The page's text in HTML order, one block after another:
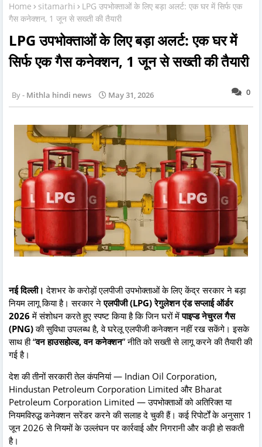
Home sitamarhi
LPG उपभोक्ताओं के लिए बड़ा अलर्ट: एक घर में सिर्फ एक
गैस कनेक्शन, 1 जून से सख्ती की तैयारी
LPG उपभोक्ताओं के लिए बड़ा अलर्ट: एक घर में
सिर्फ एक गैस कनेक्शन, 1 जून से सख्ती की तैयारी
0
Mithla hindi news May 31, 2026
नई दिल्ली। देशभर के करोड़ों एलपीजी उपभोक्ताओं के लिए केंद्र सरकार ने बड़ा
नियम लागू किया है। सरकार नेएलपीजी (LPG) रेगुलेशन एंड सप्लाई ऑर्डर
2026 में संशोधन करते हुए स्पष्ट किया है कि जिन घरों मेंपाइप्ड नेचुरल गैस
(PNG)की सुविधा उपलब्ध है, वे घरेलू एलपीजी कनेक्शन नहीं रख सकेंगे। इसके
साथ ही “वन हाउसहोल्ड, वन कनेक्शन” नीति को सख्ती से लागू करने की तैयारी की
गई है।
देश की तीनों सरकारी तेल कंपनियां — Indian Oil Corporation,
Hindustan Petroleum Corporation Limited और Bharat
Petroleum Corporation Limited — उपभोक्ताओं को अतिरिक्त या
नियमविरुद्ध कनेक्शन सरेंडर करने की सलाह दे चुकी हैं। कई रिपोर्टों के अनुसार 1
जून 2026 से नियमों के उल्लंघन पर कार्रवाई और निगरानी और कड़ी हो सकती
है।